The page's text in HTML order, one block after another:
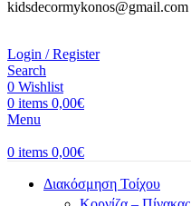
kidsdecormykonos@gmail.com
Login / Register
Search
0 Wishlist
0 items 0,00€
Menu
0 items 0,00€
Διακόσμηση Τοίχου